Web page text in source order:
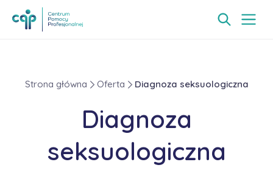
Strona główna Oferta Diagnoza seksuologiczna
Diagnoza
seksuologiczna